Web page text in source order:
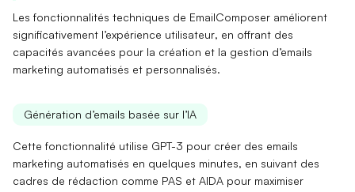
Les fonctionnalités techniques de EmailComposer améliorent
significativement l’expérience utilisateur, en offrant des
capacités avancées pour la création et la gestion d’emails
marketing automatisés et personnalisés.
Génération d’emails basée sur l’IA
Cette fonctionnalité utilise GPT-3 pour créer des emails
marketing automatisés en quelques minutes, en suivant des
cadres de rédaction comme PAS et AIDA pour maximiser